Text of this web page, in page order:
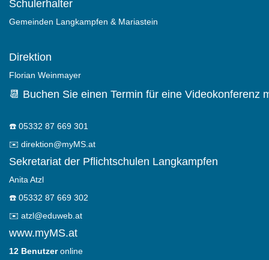
Schulerhalter
Gemeinden Langkampfen & Mariastein
Direktion
Florian Weinmayer
📆 Buchen Sie einen Termin für eine Videokonferenz
☎️ 05332 87 669 301
✉️ direktion@myMS.at
Sekretariat der Pflichtschulen Langkampfen
Anita Atzl
☎️ 05332 87 669 302
✉️ atzl@eduweb.at
www.myMS.at
12 Benutzeronline